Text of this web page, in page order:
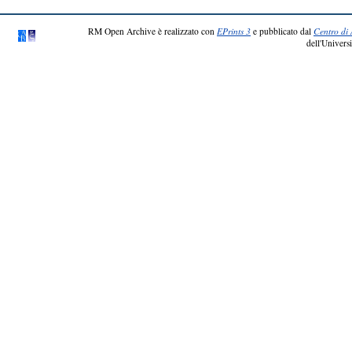
RM Open Archive è realizzato con EPrints 3 e pubblicato dal Centro di